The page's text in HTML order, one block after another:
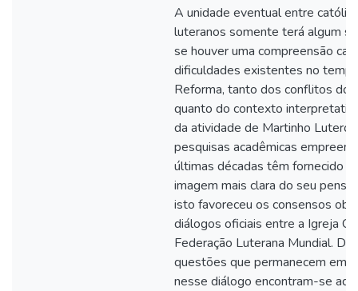
A unidade eventual entre
luteranos somente terá algum
se houver uma compreensão
dificuldades existentes no
Reforma, tanto dos conflitos
quanto do contexto
da atividade de Martinho Lutero.
pesquisas acadêmicas
últimas décadas têm fornecido
imagem mais clara do seu
isto favoreceu os consensos
diálogos oficiais entre a Igreja
Federação Luterana Mundial.
questões que permanecem em
nesse diálogo encontram-se